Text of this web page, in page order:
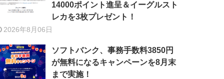
14000ポイント進呈＆イーグルスト
レカを3枚プレゼント！
2026年8月06日
ソフトバンク、事務手数料3850円
が無料になるキャンペーンを8月末
まで実施！